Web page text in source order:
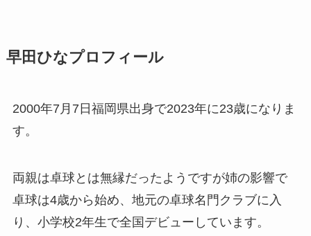
早田ひなプロフィール
2000年7月7日福岡県出身で2023年に23歳になりま
す。
両親は卓球とは無縁だったようですが姉の影響で
卓球は4歳から始め、地元の卓球名門クラブに入
り、小学校2年生で全国デビューしています。